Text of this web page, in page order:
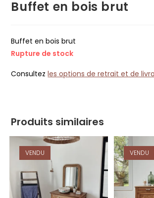
Buffet en bois brut
Buffet en bois brut
Rupture de stock
Consultezles options de retrait et de
Produits similaires
VENDU VENDU